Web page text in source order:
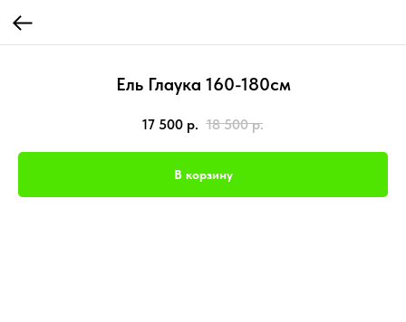
Ель Глаука 160-180см
17 500 р. 18 500 р.
В корзину